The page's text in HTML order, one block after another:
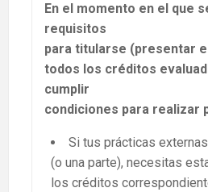
En el momento en el que
requisitos
para titularse (presentar
todos los créditos
cumplir
condiciones para realizar
Si tus prácticas
(o una parte), necesitas
los créditos